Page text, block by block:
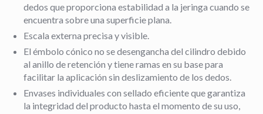
dedos que proporciona estabilidad a la jeringa cuando se
encuentra sobre una superficie plana.
Escala externa precisa y visible.
El émbolo cónico no se desengancha del cilindro debido
al anillo de retención y tiene ramas en su base para
facilitar la aplicación sin deslizamiento de los dedos.
Envases individuales con sellado eficiente que garantiza
la integridad del producto hasta el momento de su uso,